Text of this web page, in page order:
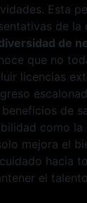
Esta
de la
de
que no
licencias
de
como la
mejora el
hacia
el